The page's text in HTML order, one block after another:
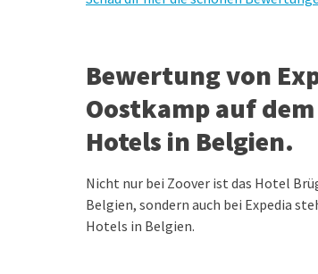
Bewertung von
Oostkamp auf
Hotels in Belgien.
Nicht nur bei Zoover ist das Hotel
Belgien, sondern auch bei Expedia
Hotels in Belgien.